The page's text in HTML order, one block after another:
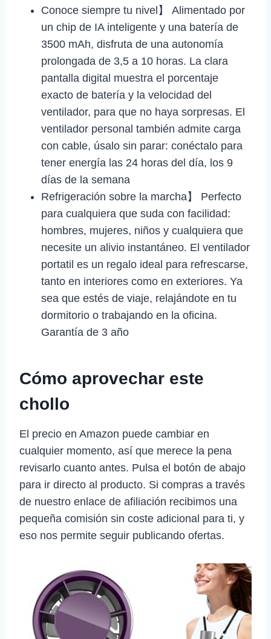
Conoce siempre tu nivel】 Alimentado por
un chip de IA inteligente y una batería de
3500 mAh, disfruta de una autonomía
prolongada de 3,5 a 10 horas. La clara
pantalla digital muestra el porcentaje
exacto de batería y la velocidad del
ventilador, para que no haya sorpresas. El
ventilador personal también admite carga
con cable, úsalo sin parar: conéctalo para
tener energía las 24 horas del día, los 9
días de la semana
Refrigeración sobre la marcha】 Perfecto
para cualquiera que suda con facilidad:
hombres, mujeres, niños y cualquiera que
necesite un alivio instantáneo. El ventilador
portatil es un regalo ideal para refrescarse,
tanto en interiores como en exteriores. Ya
sea que estés de viaje, relajándote en tu
dormitorio o trabajando en la oficina.
Garantía de 3 año
Cómo aprovechar este
chollo
El precio en Amazon puede cambiar en
cualquier momento, así que merece la pena
revisarlo cuanto antes. Pulsa el botón de abajo
para ir directo al producto. Si compras a través
de nuestro enlace de afiliación recibimos una
pequeña comisión sin coste adicional para ti, y
eso nos permite seguir publicando ofertas.